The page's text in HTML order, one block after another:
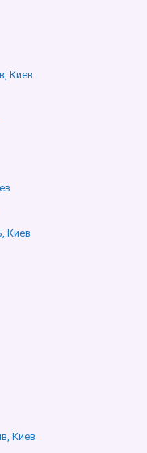
Киев
Киев
Киев